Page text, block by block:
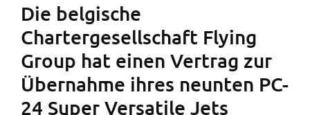
Die belgische
Chartergesellschaft Flying
Group hat einen Vertrag zur
Übernahme ihres neunten PC-
24 Super Versatile Jets